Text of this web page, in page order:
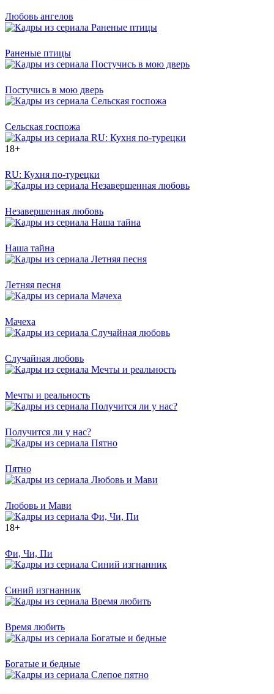
Любовь ангелов
Раненые птицы
Постучись в мою дверь
Сельская госпожа
18+
RU: Кухня по-турецки
Незавершенная любовь
Наша тайна
Летняя песня
Мачеха
Случайная любовь
Мечты и реальность
Получится ли у нас?
Пятно
Любовь и Мави
18+
Фи, Чи, Пи
Синий изгнанник
Время любить
Богатые и бедные